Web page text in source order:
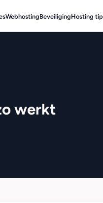
WebhostingBeveiligingHosting
werkt